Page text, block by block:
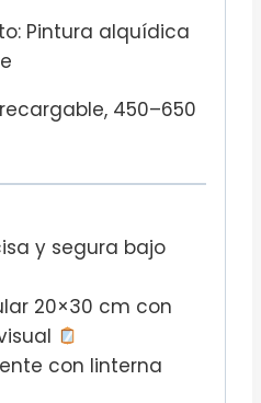
Pintura alquídica
recargable, 450–650
y segura bajo
20×30 cm con
con linterna